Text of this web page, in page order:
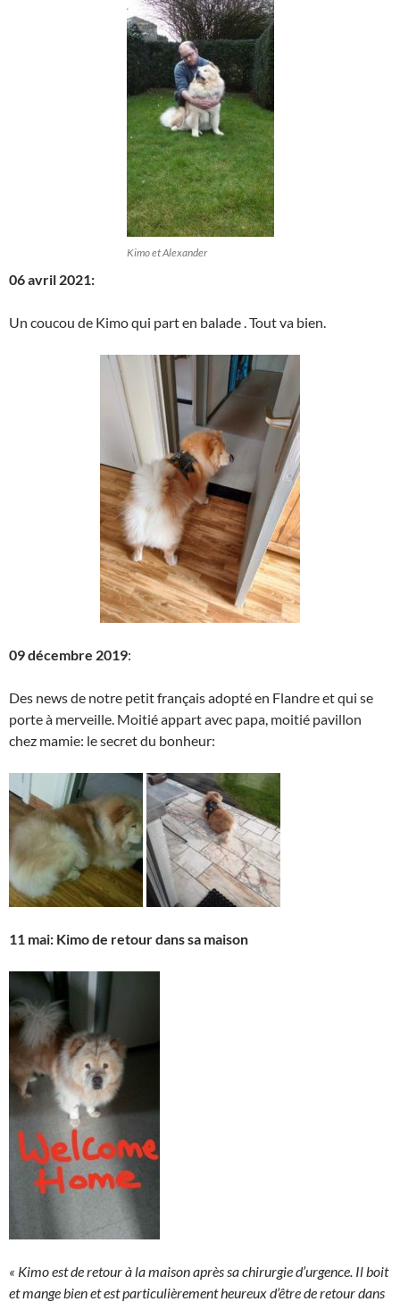
Kimo et Alexander
06 avril 2021:
Un coucou de Kimo qui part en balade . Tout va bien.
09 décembre 2019:
Des news de notre petit français adopté en Flandre et qui se
porte à merveille. Moitié appart avec papa, moitié pavillon
chez mamie: le secret du bonheur:
11 mai: Kimo de retour dans sa maison
« Kimo est de retour à la maison après sa chirurgie d’urgence. Il boit
et mange bien et est particulièrement heureux d’être de retour dans